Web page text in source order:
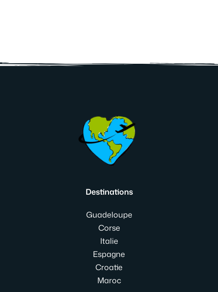
Destinations
Guadeloupe
Corse
Italie
Espagne
Croatie
Maroc